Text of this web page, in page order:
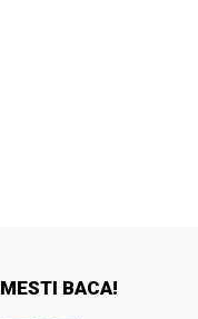
MESTI BACA!